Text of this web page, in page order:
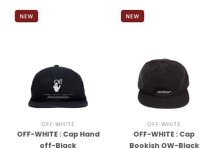
NEW
OFF-WHITE
OFF-WHITE : Cap Hand
off-Black
NEW
OFF-WHITE
OFF-WHITE : Cap
Bookish OW-Black